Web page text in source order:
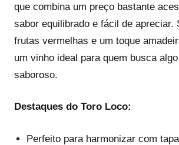
que combina um preço bastante
sabor equilibrado e fácil de apreciar.
frutas vermelhas e um toque
um vinho ideal para quem busca
saboroso.
Destaques do Toro Loco:
Perfeito para harmonizar com